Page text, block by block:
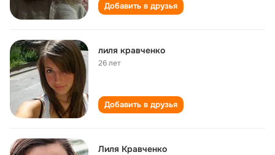
Добавить в друзья
лиля кравченко
26 лет
Добавить в друзья
Лиля Кравченко